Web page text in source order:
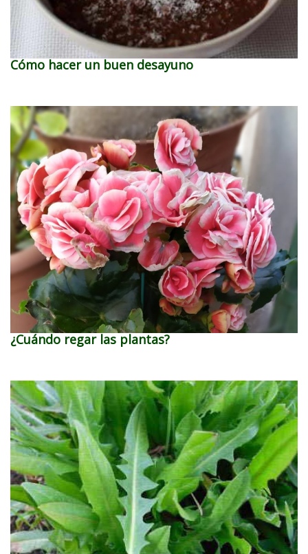
Cómo hacer un buen desayuno
¿Cuándo regar las plantas?